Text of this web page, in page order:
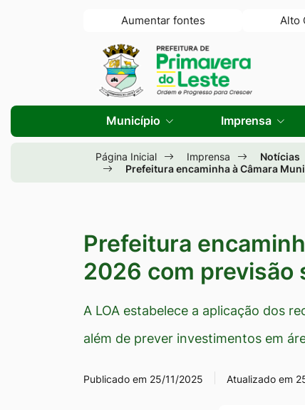
Seção
atalhos
links
conteúdo
[alt+1]
para
a
[alt+3]
Ir
o
Aumentar fontes Alto
Seção
menu
principal
para
página
principal
do
site
Município Imprensa
Página Inicial Imprensa
Notícias
Prefeitura encaminha à Câmara
Prefeitura
2026 com previsão
A LOA estabelece a aplicação dos
além de prever investimentos em
Publicado em 25/11/2025 Atualizado em